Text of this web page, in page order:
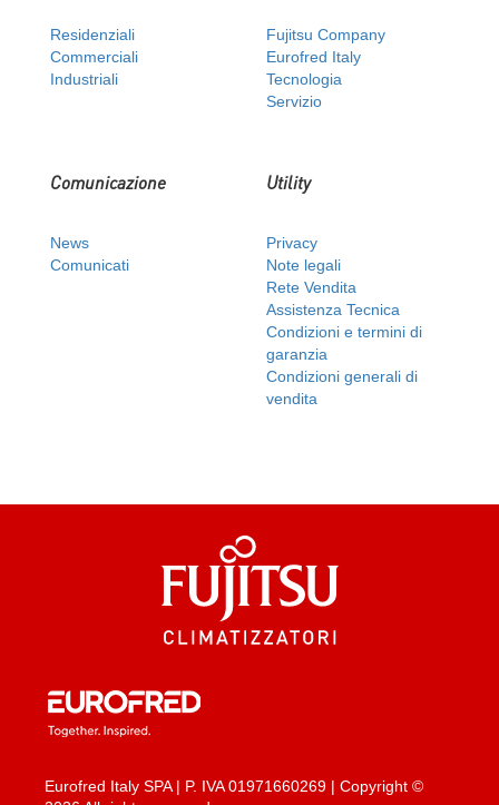
Residenziali
Commerciali
Industriali
Fujitsu Company
Eurofred Italy
Tecnologia
Servizio
Comunicazione
News
Comunicati
Utility
Privacy
Note legali
Rete Vendita
Assistenza Tecnica
Condizioni e termini di
garanzia
Condizioni generali di
vendita
Eurofred Italy SPA | P. IVA 01971660269 | Copyright ©